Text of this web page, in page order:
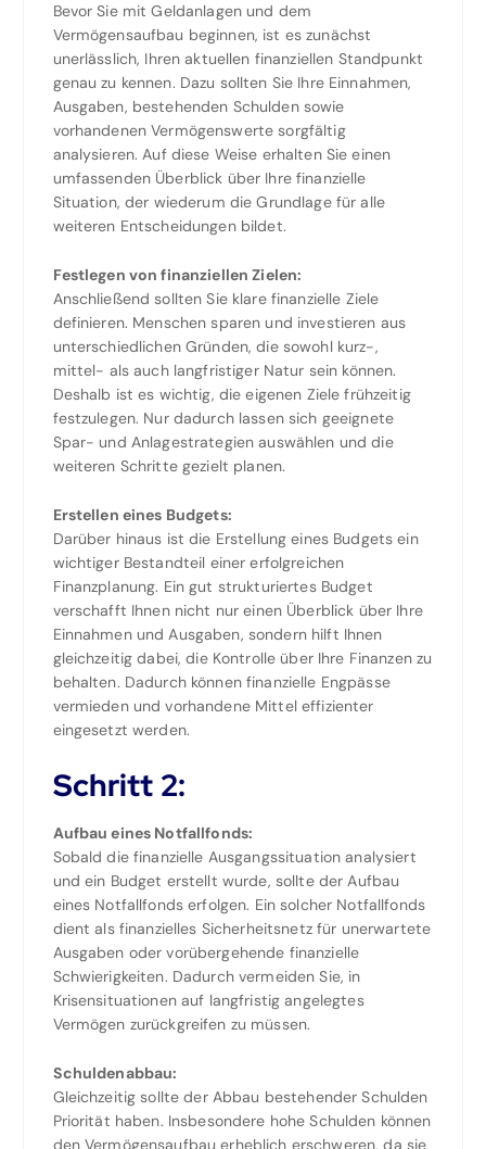
Bevor Sie mit Geldanlagen und dem
Vermögensaufbau beginnen, ist es zunächst
unerlässlich, Ihren aktuellen finanziellen Standpunkt
genau zu kennen. Dazu sollten Sie Ihre Einnahmen,
Ausgaben, bestehenden Schulden sowie
vorhandenen Vermögenswerte sorgfältig
analysieren. Auf diese Weise erhalten Sie einen
umfassenden Überblick über Ihre finanzielle
Situation, der wiederum die Grundlage für alle
weiteren Entscheidungen bildet.
Festlegen von finanziellen Zielen:
Anschließend sollten Sie klare finanzielle Ziele
definieren. Menschen sparen und investieren aus
unterschiedlichen Gründen, die sowohl kurz-,
mittel- als auch langfristiger Natur sein können.
Deshalb ist es wichtig, die eigenen Ziele frühzeitig
festzulegen. Nur dadurch lassen sich geeignete
Spar- und Anlagestrategien auswählen und die
weiteren Schritte gezielt planen.
Erstellen eines Budgets:
Darüber hinaus ist die Erstellung eines Budgets ein
wichtiger Bestandteil einer erfolgreichen
Finanzplanung. Ein gut strukturiertes Budget
verschafft Ihnen nicht nur einen Überblick über Ihre
Einnahmen und Ausgaben, sondern hilft Ihnen
gleichzeitig dabei, die Kontrolle über Ihre Finanzen zu
behalten. Dadurch können finanzielle Engpässe
vermieden und vorhandene Mittel effizienter
eingesetzt werden.
Schritt 2:
Aufbau eines Notfallfonds:
Sobald die finanzielle Ausgangssituation analysiert
und ein Budget erstellt wurde, sollte der Aufbau
eines Notfallfonds erfolgen. Ein solcher Notfallfonds
dient als finanzielles Sicherheitsnetz für unerwartete
Ausgaben oder vorübergehende finanzielle
Schwierigkeiten. Dadurch vermeiden Sie, in
Krisensituationen auf langfristig angelegtes
Vermögen zurückgreifen zu müssen.
Schuldenabbau:
Gleichzeitig sollte der Abbau bestehender Schulden
Priorität haben. Insbesondere hohe Schulden können
den Vermögensaufbau erheblich erschweren, da sie